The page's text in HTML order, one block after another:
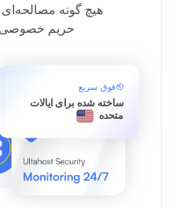
هیچ گونه مصالحه‌ای
حریم
فوق سریع
ساخته شده برای ایالات
متحده